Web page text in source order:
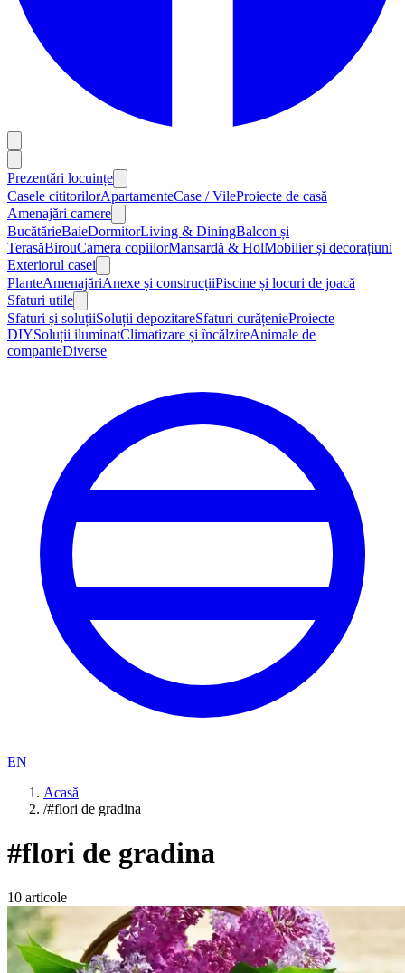
Prezentări locuințe
Casele cititorilorApartamenteCase / VileProiecte de casă
Amenajări camere
BucătărieBaieDormitorLiving & DiningBalcon și
TerasăBirouCamera copiilorMansardă & HolMobilier și decorațiuni
Exteriorul casei
PlanteAmenajăriAnexe și construcțiiPiscine și locuri de joacă
Sfaturi utile
Sfaturi și soluțiiSoluții depozitareSfaturi curățenieProiecte
DIYSoluții iluminatClimatizare și încălzireAnimale de
companieDiverse
EN
Acasă
/#flori de gradina
#flori de gradina
10 articole